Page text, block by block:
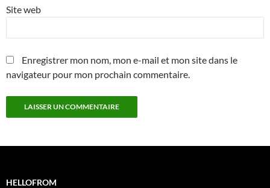
Site web
Enregistrer mon nom, mon e-mail et mon site dans le
navigateur pour mon prochain commentaire.
HELLOFROM